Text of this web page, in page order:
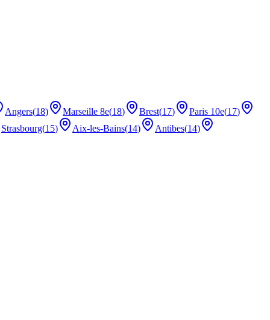
Angers(18) Marseille 8e(18) Brest(17) Paris 10e(17)
Strasbourg(15) Aix-les-Bains(14) Antibes(14)